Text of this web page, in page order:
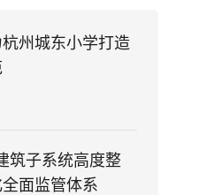
州城东小学打造
筑子系统高度整
面监管体系